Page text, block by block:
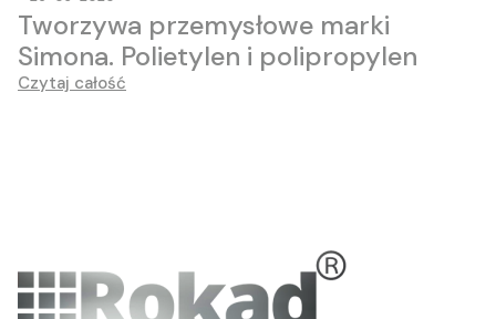
Tworzywa przemysłowe marki
Simona. Polietylen i polipropylen
Czytaj całość